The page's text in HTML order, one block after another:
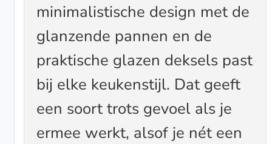
minimalistische design met de
glanzende pannen en de
praktische glazen deksels past
bij elke keukenstijl. Dat geeft
een soort trots gevoel als je
ermee werkt, alsof je nét een